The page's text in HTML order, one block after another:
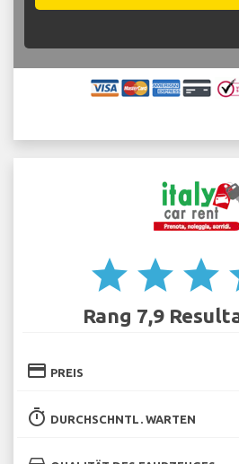
star star star
Rang 7,9
credit_card PREIS
timer DURCHSCHNTL. WARTEN